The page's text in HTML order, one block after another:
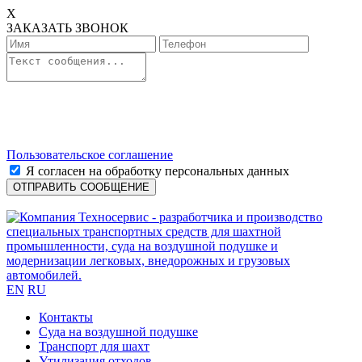
X
ЗАКАЗАТЬ ЗВОНОК
Пользовательское соглашение
Я согласен на обработку персональных данных
EN RU
Контакты
Cуда на воздушной подушке
Транспорт для шахт